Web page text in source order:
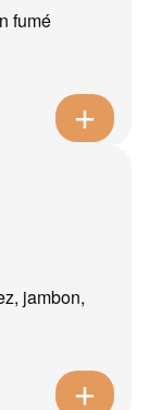
fumé
jambon,